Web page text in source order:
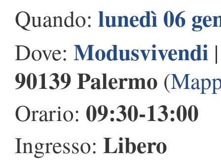
Quando: lunedì 06
Dove: Modusvivendi
90139 Palermo (
Orario: 09:30-13:00
Ingresso: Libero